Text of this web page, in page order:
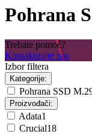
Pohrana
Trebate pomoć?
Kontaktirajte nas
Izbor filtera
Kategorije:
Pohrana SSD M.2
Proizvođači:
Adata1
Crucial18